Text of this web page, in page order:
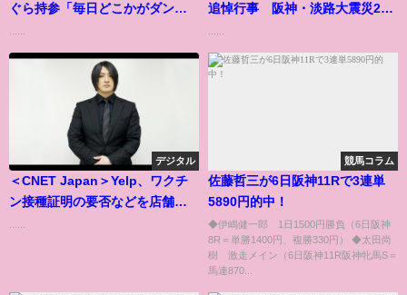
ぐら持参「毎日どこかがダンス
......
追悼行事 阪神・淡路大震災27
......
デジタル
＜CNET Japan＞Yelp、ワクチ
ン接種証明の要否などを店舗プ
競馬コラム
佐藤哲三が6日阪神11Rで3連単
5890円的中！
◆伊嶋健一郎 1日1500円勝負（6日阪神
8R＝単勝1400円、複勝330円） ◆太田尚
樹 激走メイン（6日阪神11R阪神牝馬S＝
馬連870...